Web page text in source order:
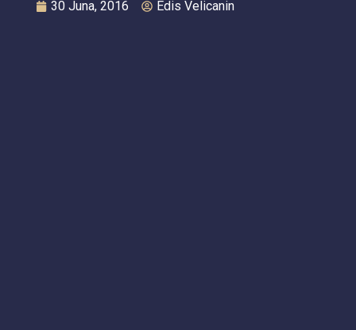
30 Juna, 2016 Edis Velicanin